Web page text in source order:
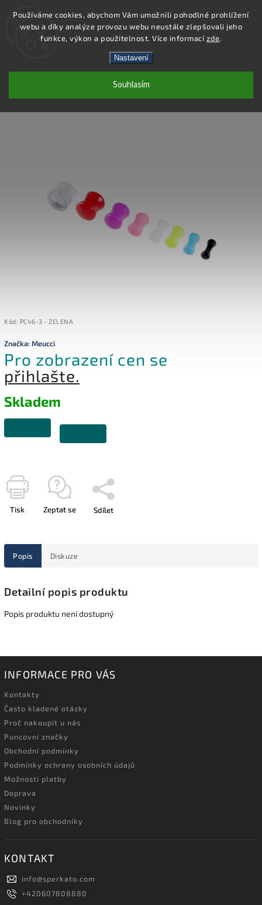
Používáme cookies, abychom Vám umožnili pohodlné prohlížení
webu a díky analýze provozu webu neustále zlepšovali jeho
funkce, výkon a použitelnost. Více informacízde.
Nastavení
Souhlasím
Hledat
PC46-3 - PIERCING PLUG - ZELENÁ - 3
Kód: PC46-3 - ZELENA
Značka:Meucci
Pro zobrazení cen se
přihlašte.
Skladem
Tisk Zeptat se Sdílet
Popis Diskuze
Detailní popis produktu
Popis produktu není dostupný
INFORMACE PRO VÁS
Kontakty
Často kladené otázky
Proč nakoupit u nás
Puncovní značky
Obchodní podmínky
Podmínky ochrany osobních údajů
Možnosti platby
Doprava
Novinky
Blog pro obchodníky
KONTAKT
info@sperkato.com
+420607808880